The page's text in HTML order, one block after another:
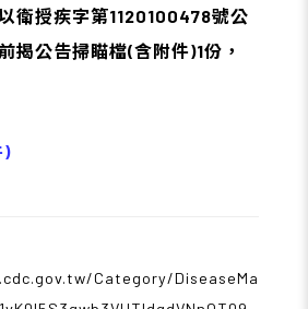
衛授疾字第1120100478號公
揭公告掃瞄檔(含附件)1份，
)
Category/DiseaseMa